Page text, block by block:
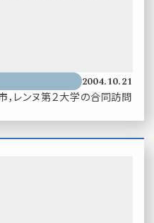
2004.10.21
，レンヌ第２大学の合同訪問